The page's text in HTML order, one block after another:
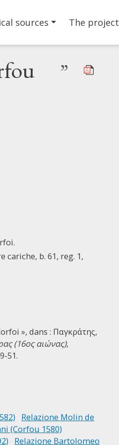
sources The project
”
b. 61, reg. 1,
», dans : Παγκράτης,
(16ος αιώνας),
51.
Relazione Molin de
(Corfou 1580)
Relazione Bartolomeo